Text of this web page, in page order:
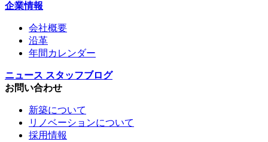
企業情報
会社概要
沿革
年間カレンダー
ニュース スタッフブログ
お問い合わせ
新築について
リノベーションについて
採用情報